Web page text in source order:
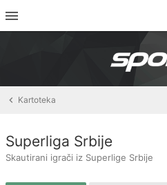
Kartoteka
Superliga Srbije
Skautirani igrači iz Superlige Srbije